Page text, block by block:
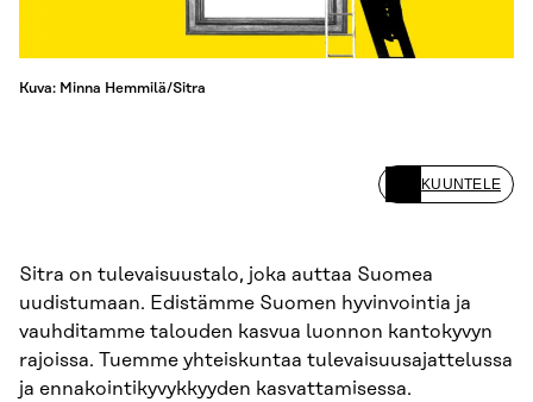
Kuva: Minna Hemmilä/Sitra
KUUNTELE
Sitra on tulevaisuustalo, joka auttaa Suomea
uudistumaan. Edistämme Suomen hyvinvointia ja
vauhditamme talouden kasvua luonnon kantokyvyn
rajoissa. Tuemme yhteiskuntaa tulevaisuusajattelussa
ja ennakointikyvykkyyden kasvattamisessa.